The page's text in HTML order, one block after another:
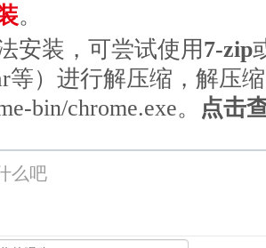
。
安装，可尝试使用7-zip
等）进行解压缩，解压
bin/chrome.exe。
点击
么吧